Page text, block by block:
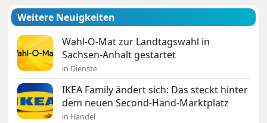
Weitere Neuigkeiten
Wahl-O-Mat zur Landtagswahl in
Sachsen-Anhalt gestartet
in Dienste
IKEA Family ändert sich: Das steckt hinter
dem neuen Second-Hand-Marktplatz
in Handel